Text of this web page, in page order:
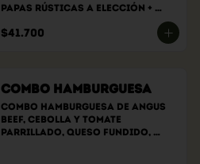
papas rústicas a elección +
$41.700
Combo Hamburguesa
Combo hamburguesa de angus
beef, cebolla y tomate
parrillado, queso fundido,